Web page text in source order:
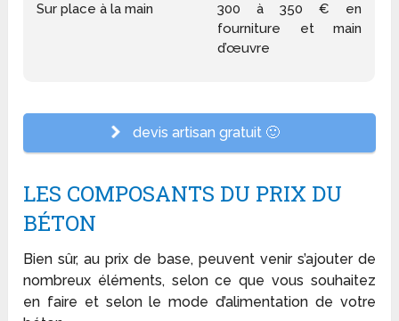
Sur place à la main
300 à 350 € en
fourniture et main
d’œuvre
devis artisan gratuit 🙂
LES COMPOSANTS DU PRIX DU
BÉTON
Bien sûr, au prix de base, peuvent venir s’ajouter de
nombreux éléments, selon ce que vous souhaitez
en faire et selon le mode d’alimentation de votre